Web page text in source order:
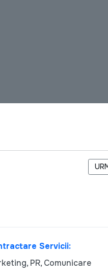
A REPUBLICII MOLDOVA?
Servicii:
PR, Comunicare